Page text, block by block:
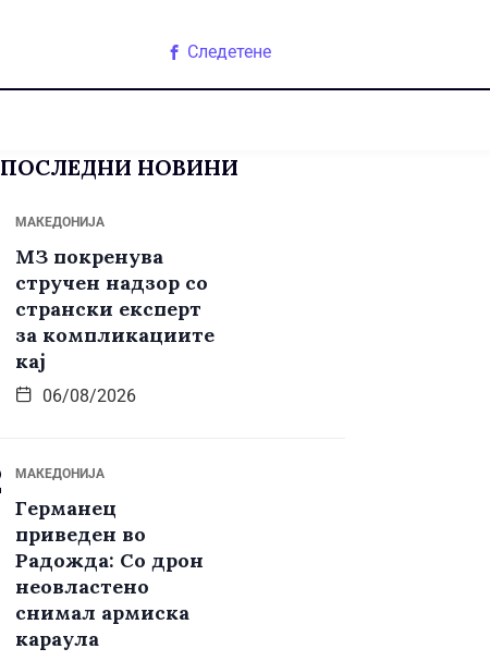
Следетене
ПОСЛЕДНИ НОВИНИ
МАКЕДОНИЈА
МЗ покренува
стручен надзор со
странски експерт
за компликациите
кај
06/08/2026
МАКЕДОНИЈА
Германец
приведен во
Радожда: Со дрон
неовластено
снимал армиска
караула